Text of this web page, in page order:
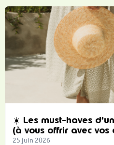
☀️ Les must-haves
(à vous offrir avec vos
25 juin 2026